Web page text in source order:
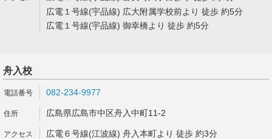
広電１号線(宇品線) 広大附属学校前より 徒歩 約5分
広電１号線(宇品線) 御幸橋より 徒歩 約5分
舟入校
082-234-9977
広島県広島市中区舟入中町11-2
広電６号線(江波線) 舟入本町より 徒歩 約3分